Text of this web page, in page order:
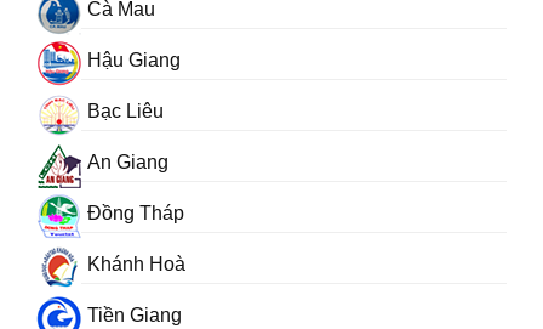
Cà Mau
Hậu Giang
Bạc Liêu
An Giang
Đồng Tháp
Khánh Hoà
Tiền Giang